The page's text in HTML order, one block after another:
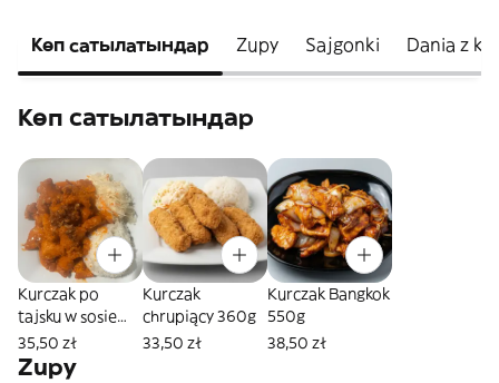
Көп сатылатындар Zupy Sajgonki Dania z
Көп сатылатындар
Kurczak po
tajsku w sosie
czerwonym
450g
35,50 zł
Kurczak
chrupiący 360g
33,50 zł
Kurczak Bangkok
550g
38,50 zł
Zupy